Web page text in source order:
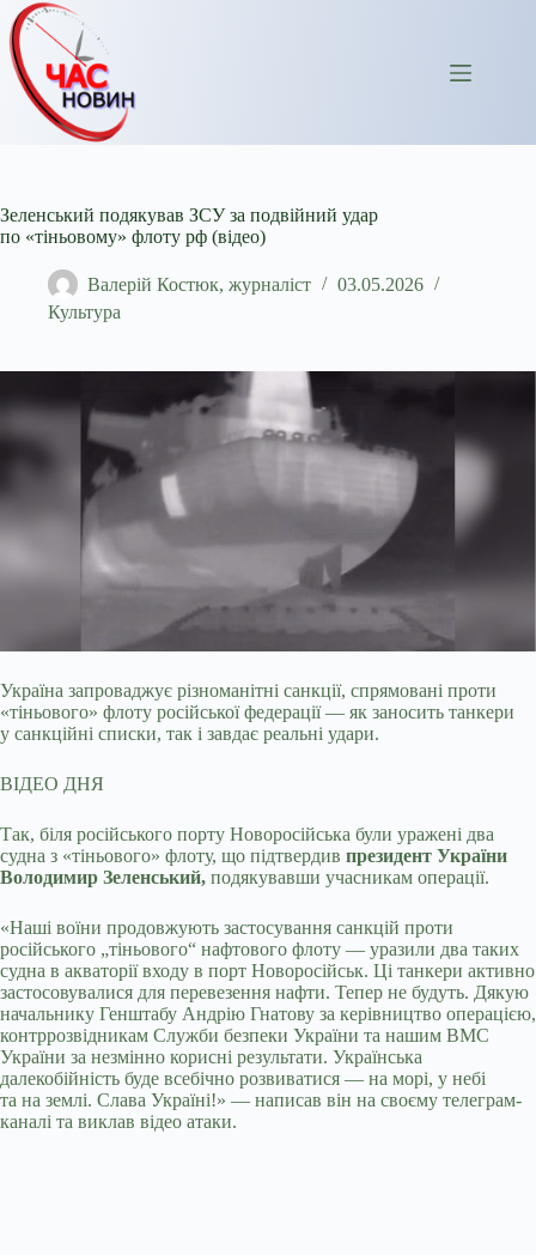
Перейти
до
вмісту
Зеленський подякував ЗСУ за подвійний удар
по «тіньовому» флоту рф (відео)
Валерій Костюк, журналіст
03.05.2026
Культура
Україна запроваджує різноманітні санкції, спрямовані проти
«тіньового» флоту російської федерації — як заносить танкери
у санкційні списки, так і завдає реальні удари.
ВІДЕО ДНЯ
Так, біля російського порту Новоросійська були уражені два
судна з «тіньового» флоту, що підтвердив президент України
Володимир Зеленський, подякувавши учасникам операції.
«Наші воїни продовжують застосування санкцій проти
російського „тіньового“ нафтового флоту — уразили два таких
судна в акваторії входу в порт Новоросійськ. Ці танкери активно
застосовувалися для перевезення нафти. Тепер не будуть. Дякую
начальнику Генштабу Андрію Гнатову за керівництво операцією,
контррозвідникам Служби безпеки України та нашим ВМС
України за незмінно корисні результати. Українська
далекобійність буде всебічно розвиватися — на морі, у небі
та на землі. Слава Україні!» — написав він на своєму телеграм-
каналі та виклав відео атаки.